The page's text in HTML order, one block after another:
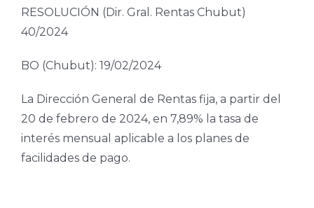
RESOLUCIÓN (Dir. Gral. Rentas Chubut)
40/2024
BO (Chubut): 19/02/2024
La Dirección General de Rentas fija, a partir del
20 de febrero de 2024, en 7,89% la tasa de
interés mensual aplicable a los planes de
facilidades de pago.